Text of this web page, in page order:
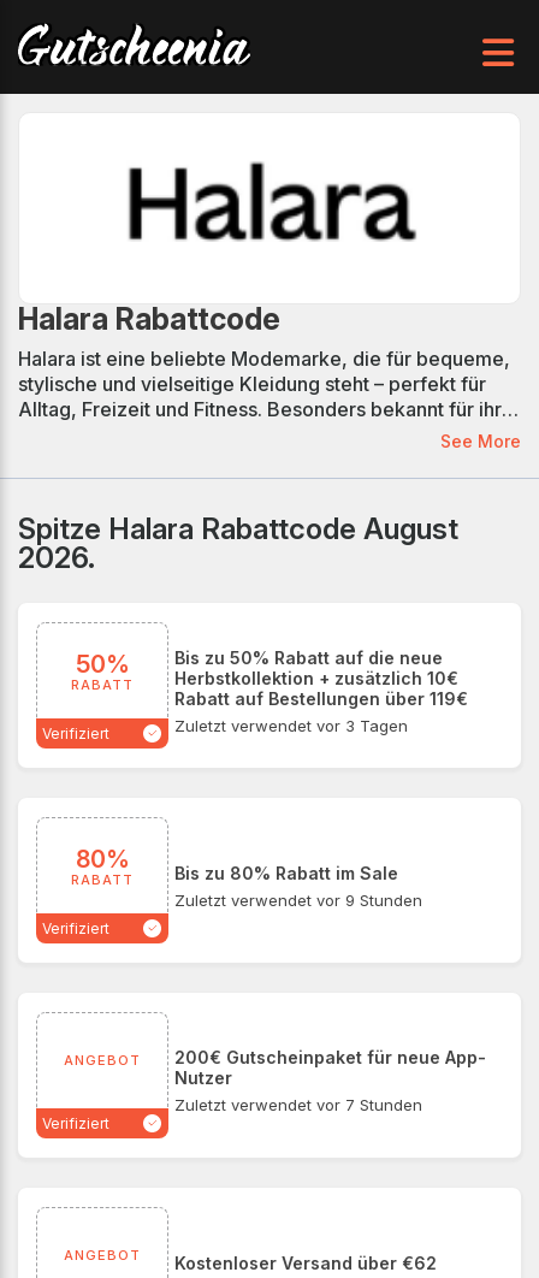
Halara Rabattcode
Halara ist eine beliebte Modemarke, die für bequeme,
stylische und vielseitige Kleidung steht – perfekt für
Alltag, Freizeit und Fitness. Besonders bekannt für ihre
Tragekomfort. Mit regelmäßigen Kollektionen und
Frauen weltweit an. Mit verifizierten Halara
Gutscheincodes und exklusiven Rabattaktionen können
See More
Spitze Halara Rabattcode August
2026.
50%
RABATT
Verifiziert
Bis zu 50% Rabatt auf die neue
Herbstkollektion + zusätzlich 10€
Rabatt auf Bestellungen über 119€
Zuletzt verwendet vor 3 Tagen
80%
RABATT
Verifiziert
Bis zu 80% Rabatt im Sale
Zuletzt verwendet vor 9 Stunden
ANGEBOT
Verifiziert
200€ Gutscheinpaket für neue App-
Nutzer
Zuletzt verwendet vor 7 Stunden
ANGEBOT Kostenloser Versand über €62